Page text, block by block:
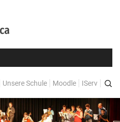
Unsere Schule Moodle IServ